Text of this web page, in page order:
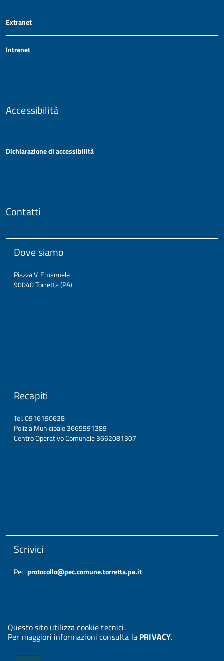
Questo sito utilizza cookie tecnici.
Per maggiori informazioni consulta la PRIVACY.
Extranet
Intranet
Accessibilità
Dichiarazione di accessibilità
Contatti
Dove siamo
Piazza V. Emanuele
90040 Torretta (PA)
Recapiti
Tel. 0916190638
Polizia Municipale 3665991389
Centro Operativo Comunale 3662081307
Scrivici
Pec:protocollo@pec.comune.torretta.pa.it
© 2026 Halley Informatica. Tutti i diritti riservati. Halley EG 041437.